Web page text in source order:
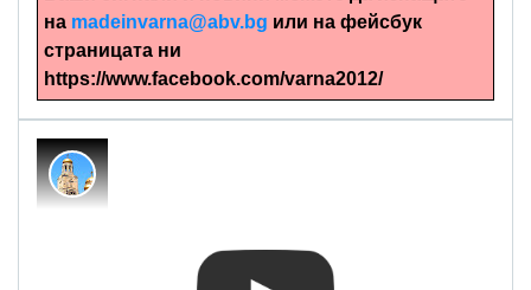
на madeinvarna@abv.bg или на фейсбук
страницата ни
https://www.facebook.com/varna2012/